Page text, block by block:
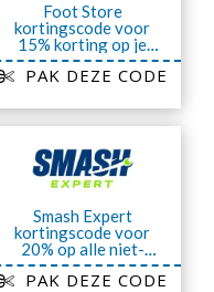
Foot Store
kortingscode voor
15% korting op je
order
PAK DEZE CODE
Smash Expert
kortingscode voor
20% op alle niet-
afgeprijsde producten
PAK DEZE CODE